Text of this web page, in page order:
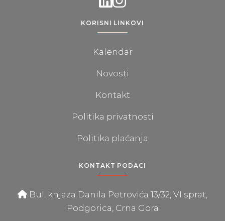
KORISNI LINKOVI
Kalendar
Novosti
Kontakt
Politika privatnosti
Politika plaćanja
KONTAKT PODACI
Bul. knjaza Danila Petrovića 13/32, VI sprat,
Podgorica, Crna Gora